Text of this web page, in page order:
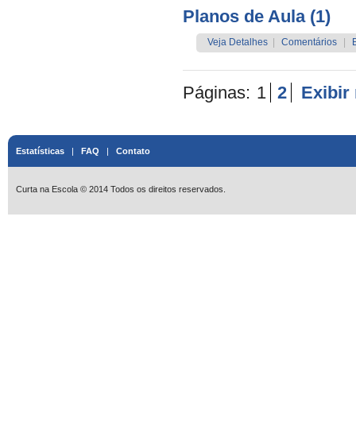
Planos de Aula (1)
Veja Detalhes Comentários
Páginas: 1 2 Exibir
Estatísticas | FAQ | Contato
Curta na Escola © 2014 Todos os direitos reservados.